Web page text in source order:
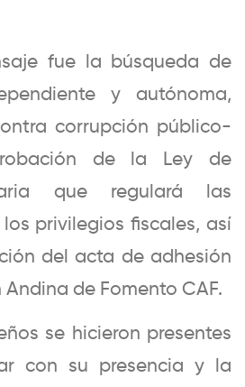
fue la búsqueda de
y autónoma,
corrupción público-
de la Ley de
que regulará las
privilegios fiscales, así
del acta de adhesión
de Fomento CAF.
se hicieron presentes
con su presencia y la